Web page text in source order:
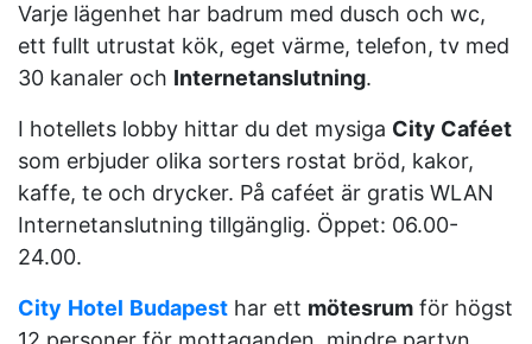
Varje lägenhet har badrum med dusch och wc,
ett fullt utrustat kök, eget värme, telefon, tv med
30 kanaler och Internetanslutning.
I hotellets lobby hittar du det mysiga City Caféet
som erbjuder olika sorters rostat bröd, kakor,
kaffe, te och drycker. På caféet är gratis WLAN
Internetanslutning tillgänglig. Öppet: 06.00-
24.00.
City Hotel Budapest har ett mötesrum för högst